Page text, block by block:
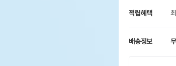
적립혜택
배송정보